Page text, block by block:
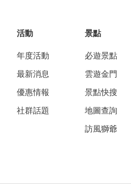
活動
年度活動
最新消息
優惠情報
社群話題
景點
必遊景點
雲遊金門
景點快搜
地圖查詢
訪風獅爺